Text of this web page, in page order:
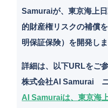
Samuraiが、東京海上
的財産権リスクの補償
明保証保険）を開発しま
詳細は、以下URLをご
株式会社AI Samurai
AI Samuraiは、東京海